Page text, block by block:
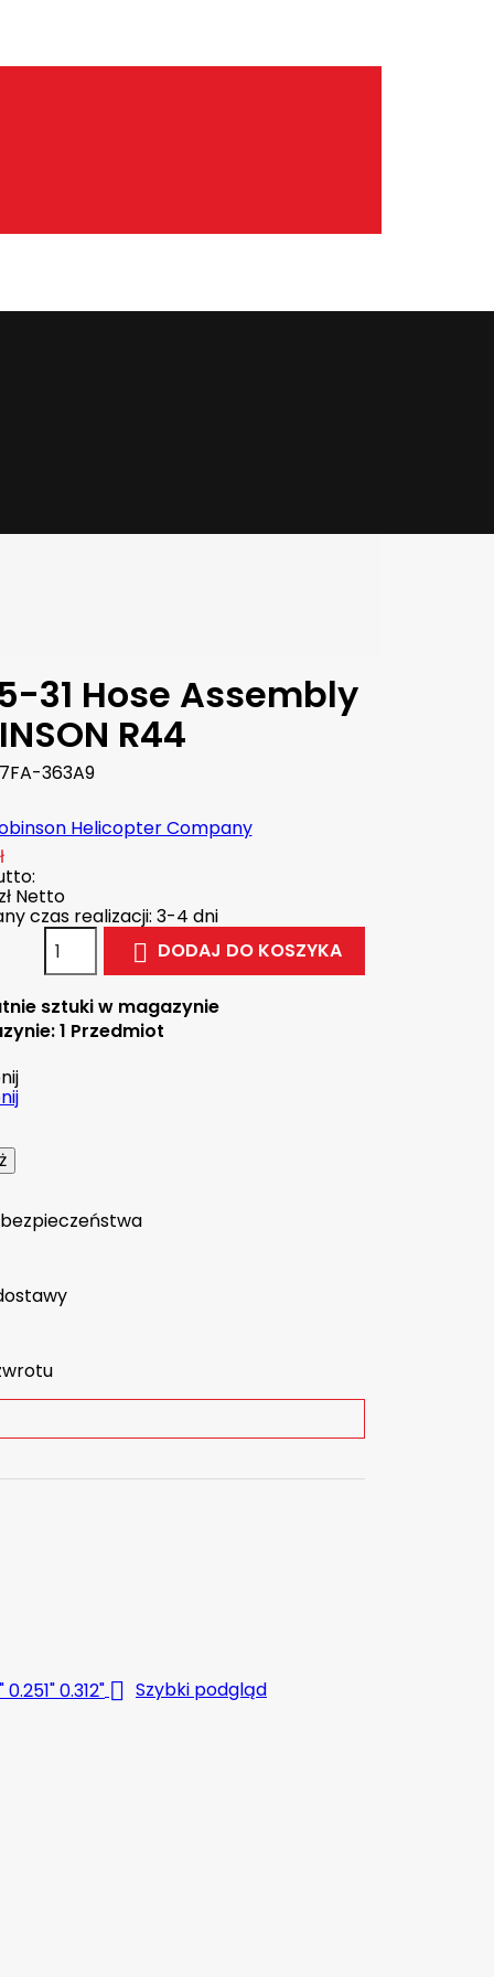
31 Hose Assembly
R44
363A9
Helicopter Company
Netto
czas realizacji: 3-4 dni
 DODAJ DO KOSZYKA
sztuki w magazynie
1 Przedmiot
 Szybki podgląd